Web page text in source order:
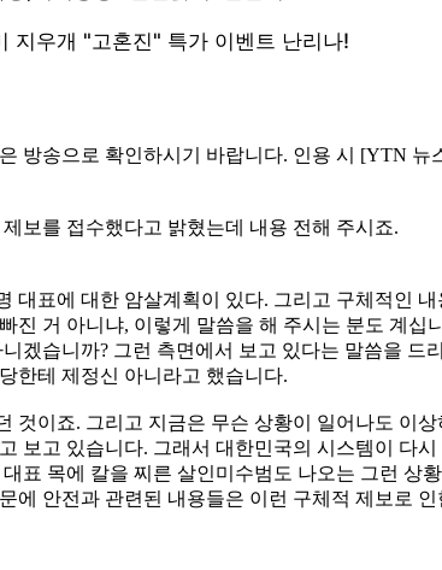
방송으로 확인하시기 바랍니다. 인용 시 [YTN 뉴
보를 접수했다고 밝혔는데 내용 전해 주시죠.
표에 대한 암살계획이 있다. 그리고 구체적인
거 아니냐, 이렇게 말씀을 해 주시는 분도 계
겠습니까? 그런 측면에서 보고 있다는 말씀을
한테 제정신 아니라고 했습니다.
것이죠. 그리고 지금은 무슨 상황이 일어나도 이
보고 있습니다. 그래서 대한민국의 시스템이 다
표 목에 칼을 찌른 살인미수범도 나오는 그런 상
안전과 관련된 내용들은 이런 구체적 제보로